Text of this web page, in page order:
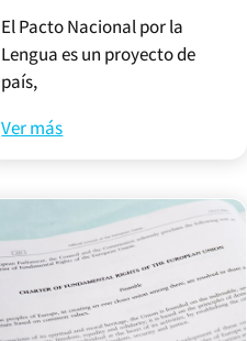
El Pacto Nacional por la
Lengua es un proyecto de
país,
Ver más